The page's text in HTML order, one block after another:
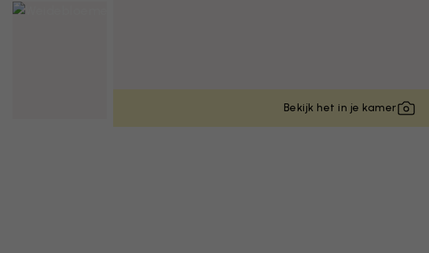
Bekijk het in je kamer